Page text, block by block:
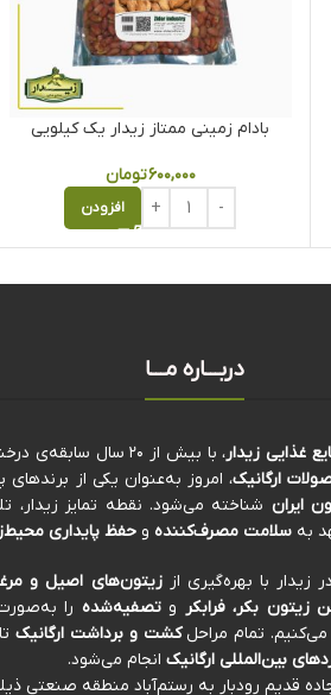
بادام زمینی ممتاز زیدار یک کیلویی
۶۰۰,۰۰۰تومان
افزودن
دربـــاره مـــا
غذایی زیدار، با بیش از ۲۰ سال سابقه‌ی درخشان در تولید و فرآوری
ارگانیک، امروز به‌عنوان یکی از
ایران شناخته می‌شود. نقطه تمایز زیدار،
به سلامت مصرف‌کننده و حفظ پایداری
زیدار با بهره‌گیری اززیتون‌های اصیل و
زیتون بکر، فرابکر وتصفیه‌شده را
می‌کنیم. تمام مراحلکشت و برداشت ارگانیک
بین‌المللی ارگانیک انجام می‌شود.